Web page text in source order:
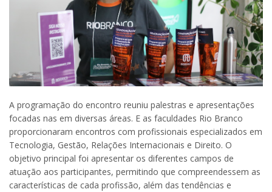
A programação do encontro reuniu palestras e apresentações
focadas nas em diversas áreas. E as faculdades Rio Branco
proporcionaram encontros com profissionais especializados em
Tecnologia, Gestão, Relações Internacionais e Direito. O
objetivo principal foi apresentar os diferentes campos de
atuação aos participantes, permitindo que compreendessem as
características de cada profissão, além das tendências e